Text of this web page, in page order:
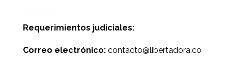
Requerimientos judiciales:
Correo electrónico:contacto@libertadora.co